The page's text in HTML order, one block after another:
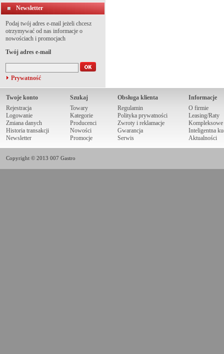
Newsletter
Podaj twój adres e-mail jeżeli chcesz
otrzymywać od nas informacje o
nowościach i promocjach
Twój adres e-mail
Prywatność
Twoje konto
Rejestracja
Logowanie
Zmiana danych
Historia transakcji
Newsletter
Szukaj
Towary
Kategorie
Producenci
Nowości
Promocje
Obsługa klienta
Regulamin
Polityka prywatności
Zwroty i reklamacje
Gwarancja
Serwis
Informacje
O firmie
Leasing/Raty
Kompleksowe
Inteligentna
Aktualności
Copyright © 2013 007 Gastro